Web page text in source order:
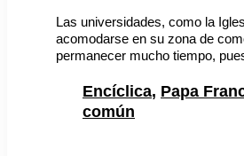
Las universidades, como la
acomodarse en su zona de
permanecer mucho tiempo,
Encíclica, Papa
común